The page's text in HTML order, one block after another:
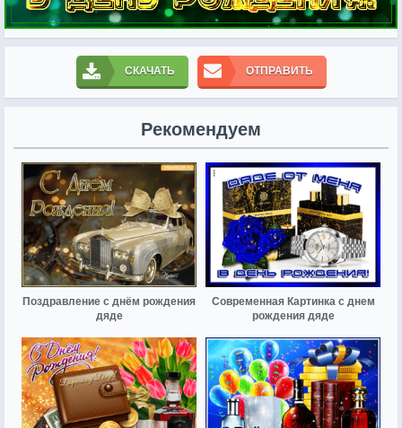
СКАЧАТЬ ОТПРАВИТЬ
Рекомендуем
Поздравление с днём рождения
дяде
Современная Картинка с днем
рождения дяде